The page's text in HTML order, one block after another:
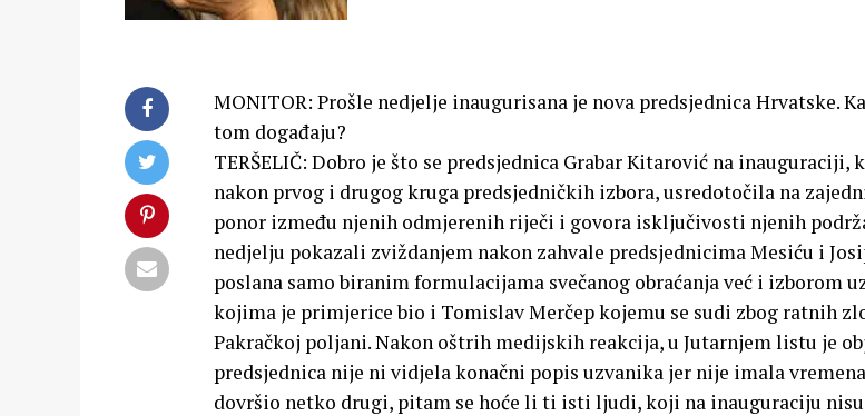
MONITOR: Prošle nedjelje inaugurisana je nova predsjednica Hrvatske.
tom događaju?
TERŠELIČ: Dobro je što se predsjednica Grabar Kitarović na inauguraciji,
nakon prvog i drugog kruga predsjedničkih izbora, usredotočila na
ponor između njenih odmjerenih riječi i govora isključivosti njenih
nedjelju pokazali zviždanjem nakon zahvale predsjednicima Mesiću i
poslana samo biranim formulacijama svečanog obraćanja već i izborom
kojima je primjerice bio i Tomislav Merčep kojemu se sudi zbog ratnih
Pakračkoj poljani. Nakon oštrih medijskih reakcija, u Jutarnjem listu je
predsjednica nije ni vidjela konačni popis uzvanika jer nije imala
dovršio netko drugi, pitam se hoće li ti isti ljudi, koji na inauguraciju